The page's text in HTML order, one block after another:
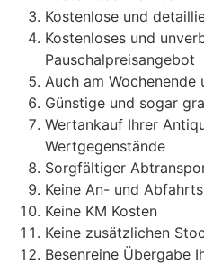
Kostenlose und
Kostenloses und
Pauschalpreisangebot
Auch am Wochenende
Günstige und sogar
Wertankauf Ihrer
Wertgegenstände
Sorgfältiger
Keine An- und
Keine KM Kosten
Keine zusätzlichen
Besenreine Übergabe